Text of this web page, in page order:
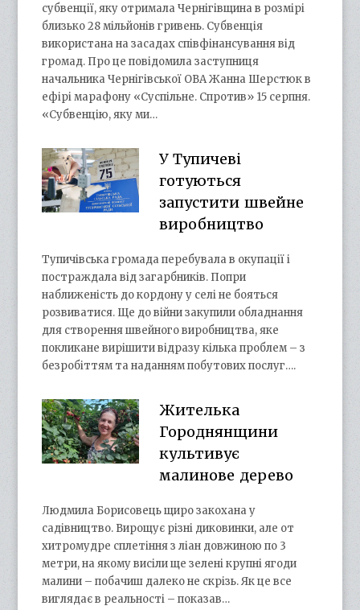
субвенції, яку отримала Чернігівщина в розмірі
близько 28 мільйонів гривень. Субвенція
використана на засадах співфінансування від
громад. Про це повідомила заступниця
начальника Чернігівської ОВА Жанна Шерстюк в
ефірі марафону «Суспільне. Спротив» 15 серпня.
«Субвенцію, яку ми…
У Тупичеві
готуються
запустити швейне
виробництво
Тупичівська громада перебувала в окупації і
постраждала від загарбників. Попри
наближеність до кордону у селі не бояться
розвиватися. Ще до війни закупили обладнання
для створення швейного виробництва, яке
покликане вирішити відразу кілька проблем – з
безробіттям та наданням побутових послуг….
Жителька
Городнянщини
культивує
малинове дерево
Людмила Борисовець щиро закохана у
садівництво. Вирощує різні диковинки, але от
хитромудре сплетіння з ліан довжиною по 3
метри, на якому висіли ще зелені крупні ягоди
малини – побачиш далеко не скрізь. Як це все
виглядає в реальності – показав…